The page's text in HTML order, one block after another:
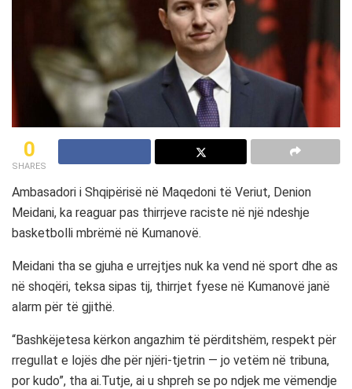
0
SHARES
Ambasadori i Shqipërisë në Maqedoni të Veriut, Denion
Meidani, ka reaguar pas thirrjeve raciste në një ndeshje
basketbolli mbrëmë në Kumanovë.
Meidani tha se gjuha e urrejtjes nuk ka vend në sport dhe as
në shoqëri, teksa sipas tij, thirrjet fyese në Kumanovë janë
alarm për të gjithë.
“Bashkëjetesa kërkon angazhim të përditshëm, respekt për
rregullat e lojës dhe për njëri-tjetrin — jo vetëm në tribuna,
por kudo”, tha ai.Tutje, ai u shpreh se po ndjek me vëmendje